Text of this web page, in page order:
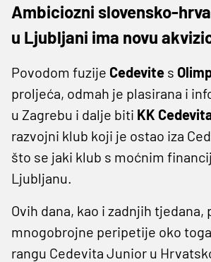
Ambiciozni slovensko-
u Ljubljani ima novu
Povodom fuzije Cedevite s
proljeća, odmah je plasirana i
u Zagrebu i dalje biti KK
razvojni klub koji je ostao iza
što se jaki klub s moćnim
Ljubljanu.
Ovih dana, kao i zadnjih tjedana,
mnogobrojne peripetije oko
rangu Cedevita Junior u